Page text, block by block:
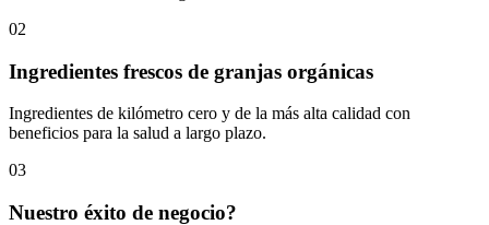
02
Ingredientes frescos de granjas orgánicas
Ingredientes de kilómetro cero y de la más alta calidad con
beneficios para la salud a largo plazo.
03
Nuestro éxito de negocio?